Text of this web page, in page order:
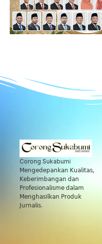
Corong Sukabumi
𝖬𝖾𝗇𝗀𝖾𝖽𝖾𝗉𝖺𝗇𝗄𝖺𝗇 𝖪𝗎𝖺𝗅𝗂𝗍𝖺𝗌,
𝖪𝖾𝖻𝖾𝗋𝗂𝗆𝖻𝖺𝗇𝗀𝖺𝗇 𝖽𝖺𝗇
𝖯𝗋𝗈𝖿𝖾𝗌𝗂𝗈𝗇𝖺𝗅𝗂𝗌𝗆𝖾 𝖽𝖺𝗅𝖺𝗆
𝖬𝖾𝗇𝗀𝗁𝖺𝗌𝗂𝗅𝗄𝖺𝗇 𝖯𝗋𝗈𝖽𝗎𝗄
𝖩𝗎𝗋𝗇𝖺𝗅𝗂𝗌.